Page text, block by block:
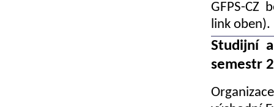
GFPS-CZ
link oben).
Studijní
semestr